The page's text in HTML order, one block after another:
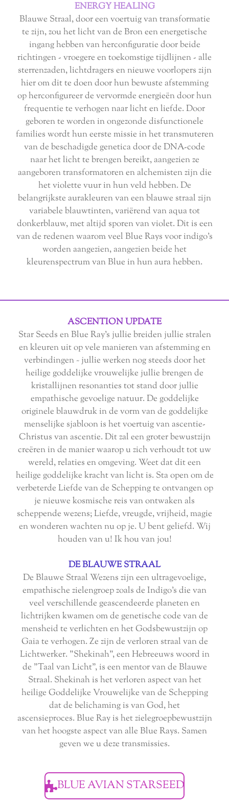
ENERGY HEALING
Blauwe Straal, door een voertuig van transformatie
te zijn, zou het licht van de Bron een energetische
ingang hebben van herconfiguratie door beide
richtingen - vroegere en toekomstige tijdlijnen - alle
sterrenzaden, lichtdragers en nieuwe voorlopers zijn
hier om dit te doen door hun bewuste afstemming
op herconfigureer de vervormde energieën door hun
frequentie te verhogen naar licht en liefde. Door
geboren te worden in ongezonde disfunctionele
families wordt hun eerste missie in het transmuteren
van de beschadigde genetica door de DNA-code
naar het licht te brengen bereikt, aangezien ze
aangeboren transformatoren en alchemisten zijn die
het violette vuur in hun veld hebben. De
belangrijkste aurakleuren van een blauwe straal zijn
variabele blauwtinten, variërend van aqua tot
donkerblauw, met altijd sporen van violet. Dit is een
van de redenen waarom veel Blue Rays voor indigo's
worden aangezien, aangezien beide het
kleurenspectrum van Blue in hun aura hebben.
ASCENTION UPDATE
Star Seeds en Blue Ray's jullie breiden jullie stralen
en kleuren uit op vele manieren van afstemming en
verbindingen ~ jullie werken nog steeds door het
heilige goddelijke vrouwelijke jullie brengen de
kristallijnen resonanties tot stand door jullie
empathische gevoelige natuur. De goddelijke
originele blauwdruk in de vorm van de goddelijke
menselijke sjabloon is het voertuig van ascentie-
Christus van ascentie. Dit zal een groter bewustzijn
creëren in de manier waarop u zich verhoudt tot uw
wereld, relaties en omgeving. Weet dat dit een
heilige goddelijke kracht van licht is. Sta open om de
verbeterde Liefde van de Schepping te ontvangen op
je nieuwe kosmische reis van ontwaken als
scheppende wezens; Liefde, vreugde, vrijheid, magie
en wonderen wachten nu op je. U bent geliefd. Wij
houden van u! Ik hou van jou!
DE BLAUWE STRAAL
De Blauwe Straal Wezens zijn een ultragevoelige,
empathische zielengroep zoals de Indigo's die van
veel verschillende geascendeerde planeten en
lichtrijken kwamen om de genetische code van de
mensheid te verlichten en het Godsbewustzijn op
Gaia te verhogen. Ze zijn de verloren straal van de
Lichtwerker. "Shekinah", een Hebreeuws woord in
de "Taal van Licht", is een mentor van de Blauwe
Straal. Shekinah is het verloren aspect van het
heilige Goddelijke Vrouwelijke van de Schepping
dat de belichaming is van God, het
ascensieproces. Blue Ray is het zielegroepbewustzijn
van het hoogste aspect van alle Blue Rays. Samen
geven we u deze transmissies.
BLUE AVIAN STARSEED